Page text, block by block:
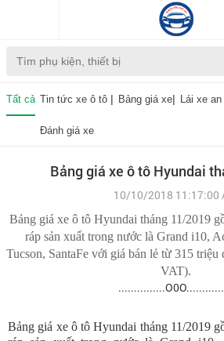
Tất cả Tin tức xe ô tô | Bảng giá xe| Lái xe
Đánh giá xe
Bảng giá xe ô tô Hyundai
10/10/2018 11:17:00
Bảng giá xe ô tô Hyundai tháng 11/2019
ráp sản xuất trong nước là Grand i10,
Tucson, SantaFe với giá bán lẻ từ 315 triệu
VAT).
Bảng giá xe ô tô Hyundai tháng 11/2019